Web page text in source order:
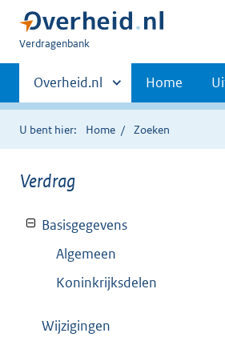
U
hier:
Verdragenbank
Primaire
navigatie
Andere
sites
binnen
Overheid.nl Home
U bent hier: Home Zoeken
Verdrag
Basisgegevens
Algemeen
Koninkrijksdelen
Wijzigingen